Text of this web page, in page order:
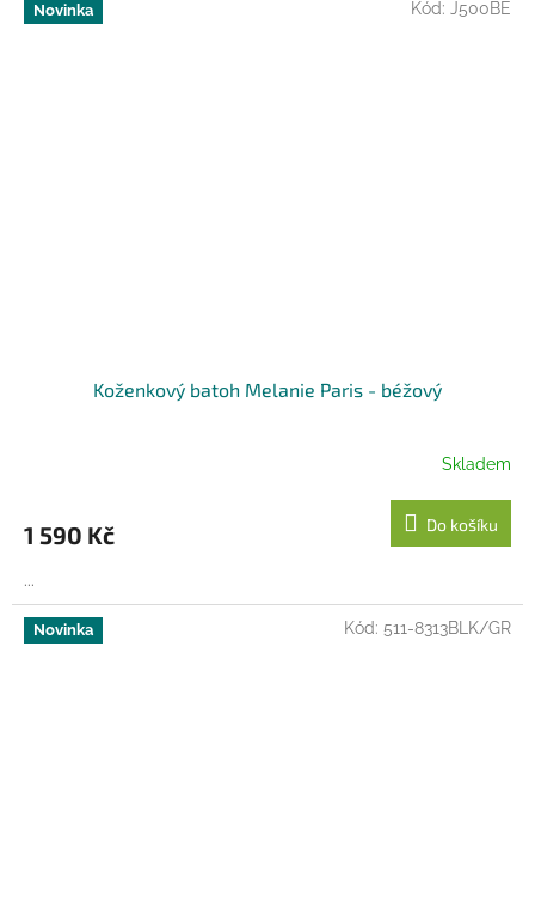
Novinka
Koženkový batoh Melanie Paris - béžový
Skladem
1 590 Kč Do košíku
...
Kód: J500BE
Novinka Kód: 511-8313BLK/GR